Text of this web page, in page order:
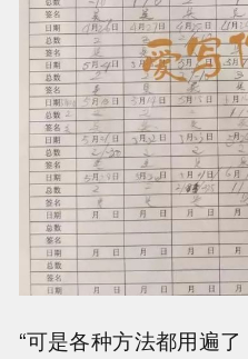
“可是各种方法都用遍